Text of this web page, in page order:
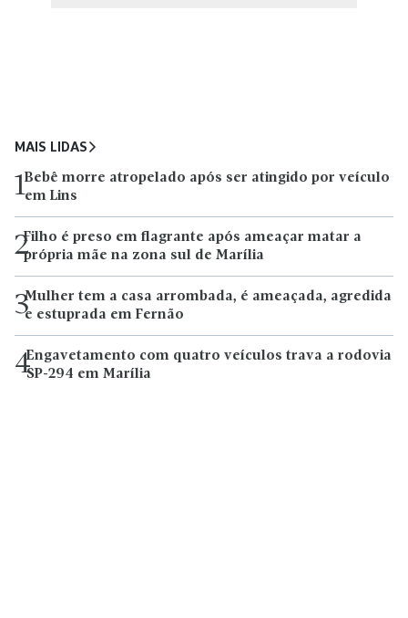
MAIS LIDAS
1Bebê morre atropelado após ser atingido por veículo
em Lins
2Filho é preso em flagrante após ameaçar matar a
própria mãe na zona sul de Marília
3Mulher tem a casa arrombada, é ameaçada, agredida
e estuprada em Fernão
4Engavetamento com quatro veículos trava a rodovia
SP-294 em Marília